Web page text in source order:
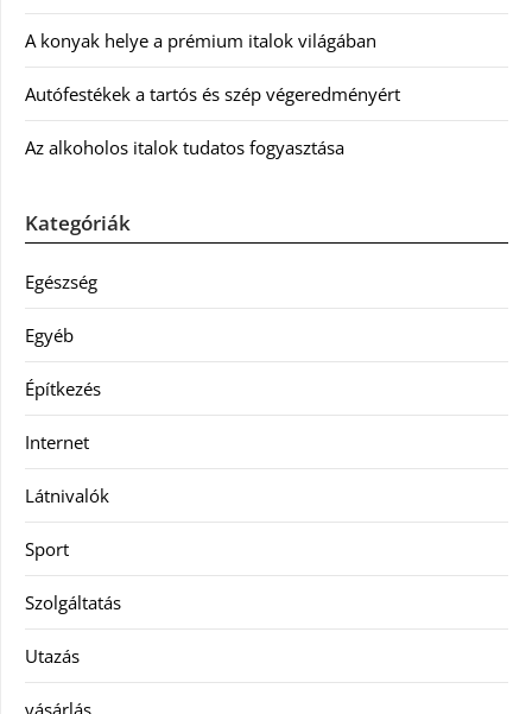
A konyak helye a prémium italok világában
Autófestékek a tartós és szép végeredményért
Az alkoholos italok tudatos fogyasztása
Kategóriák
Egészség
Egyéb
Építkezés
Internet
Látnivalók
Sport
Szolgáltatás
Utazás
vásárlás